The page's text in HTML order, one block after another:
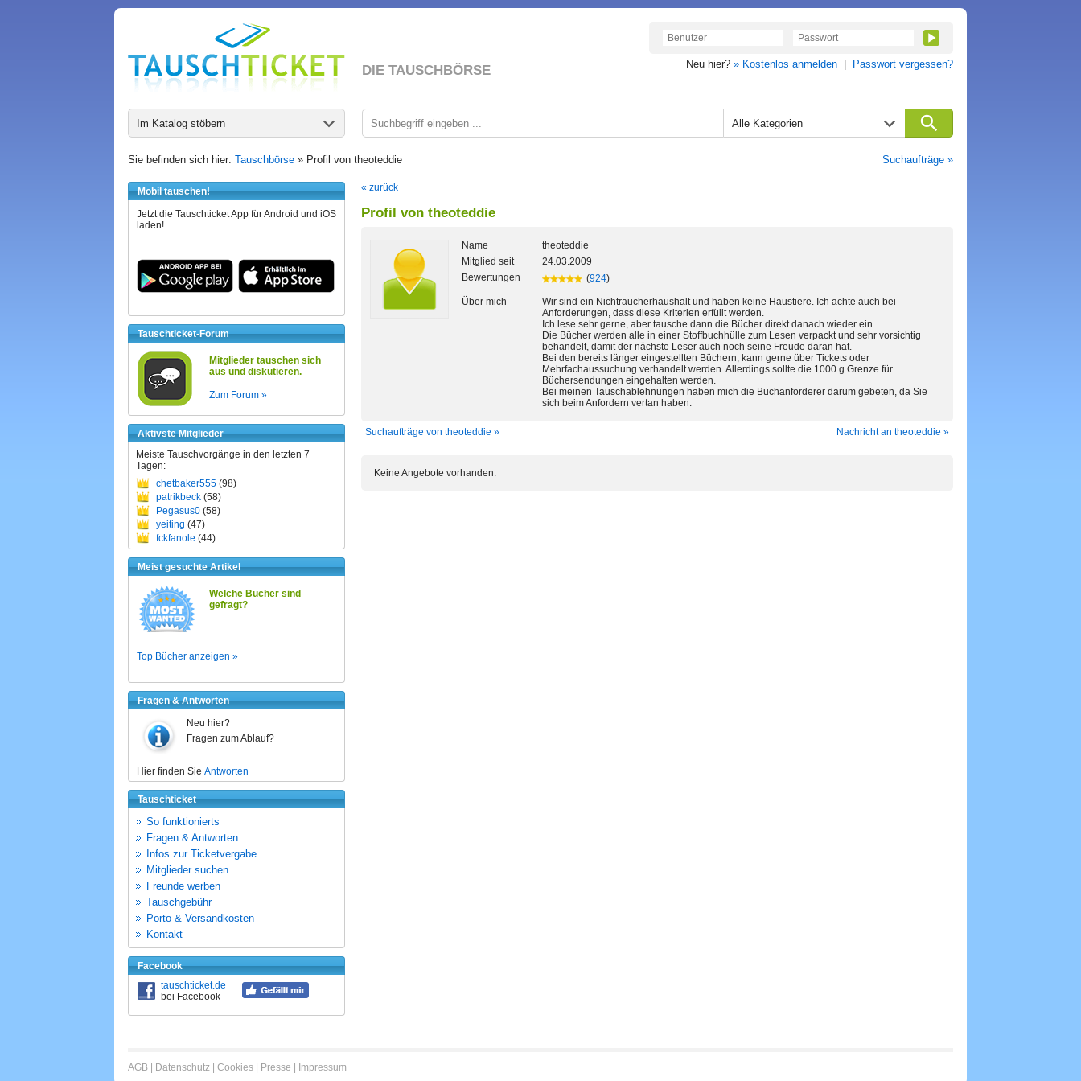
DIE TAUSCHBÖRSE Neu hier? » Kostenlos anmelden Passwort vergessen?
Im Katalog stöbern Alle Kategorien
Sie befinden sich hier: Tauschbörse » Profil von theoteddie Suchaufträge »
Mobil tauschen!
Jetzt die Tauschticket App für Android und iOS
laden!
Tauschticket-Forum
Mitglieder tauschen sich
aus und diskutieren.
Zum Forum »
Aktivste Mitglieder
Meiste Tauschvorgänge in den letzten 7
Tagen:
chetbaker555 (98)
patrikbeck (58)
Pegasus0 (58)
yeiting (47)
fckfanole (44)
Meist gesuchte Artikel
Welche Bücher sind
gefragt?
Top Bücher anzeigen »
Fragen & Antworten
Neu hier?
Fragen zum Ablauf?
Hier finden Sie Antworten
Tauschticket
So funktionierts
Fragen & Antworten
Infos zur Ticketvergabe
Mitglieder suchen
Freunde werben
Tauschgebühr
Porto & Versandkosten
Kontakt
Facebook
tauschticket.de
bei Facebook
« zurück
Profil von theoteddie
Name
theoteddie
Mitglied seit
24.03.2009
Bewertungen
(924)
Über mich
Wir sind ein Nichtraucherhaushalt und haben keine Haustiere. Ich achte auch bei
Anforderungen, dass diese Kriterien erfüllt werden.
Ich lese sehr gerne, aber tausche dann die Bücher direkt danach wieder ein.
Die Bücher werden alle in einer Stoffbuchhülle zum Lesen verpackt und sehr vorsichtig
behandelt, damit der nächste Leser auch noch seine Freude daran hat.
Bei den bereits länger eingestellten Büchern, kann gerne über Tickets oder
Mehrfachaussuchung verhandelt werden. Allerdings sollte die 1000 g Grenze für
Büchersendungen eingehalten werden.
Bei meinen Tauschablehnungen haben mich die Buchanforderer darum gebeten, da Sie
sich beim Anfordern vertan haben.
Suchaufträge von theoteddie » Nachricht an theoteddie »
Keine Angebote vorhanden.
AGB Datenschutz Cookies Presse Impressum